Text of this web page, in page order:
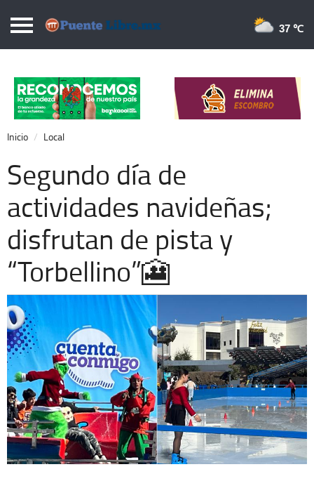
Puentelibre.mx
Local
Nacional
Opinión
Cronos
Economía
Espectáculos
Extra +
37 ℃
Inicio Local
Segundo día de
actividades navideñas;
disfrutan de pista y
“Torbellino”🎦